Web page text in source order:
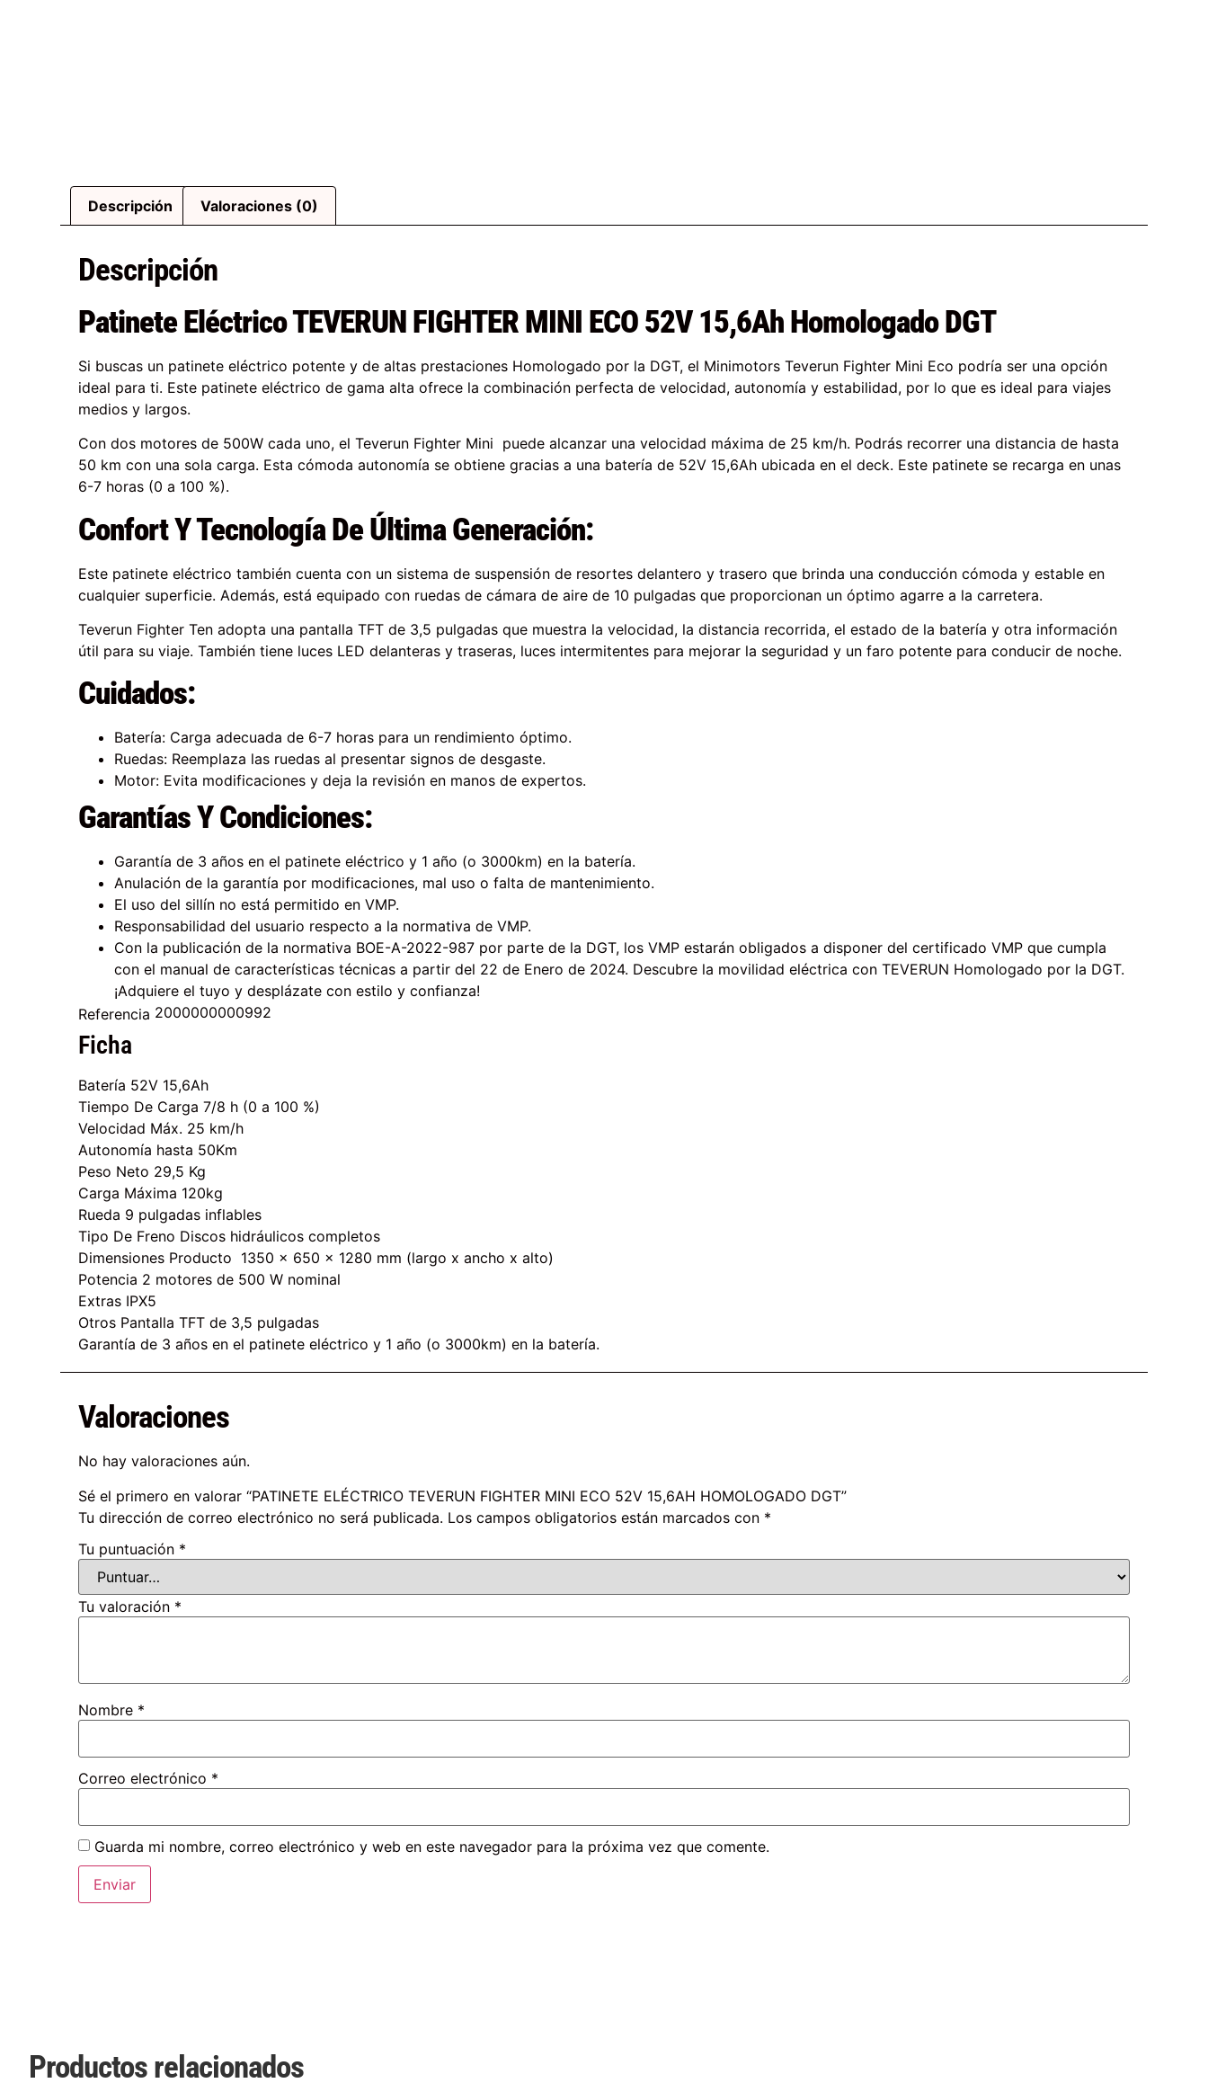
Descripción Valoraciones (0)
Descripción
Patinete Eléctrico TEVERUN FIGHTER MINI ECO 52V 15,6Ah Homologado DGT
Si buscas un patinete eléctrico potente y de altas prestaciones Homologado por la DGT, el Minimotors Teverun Fighter Mini Eco podría ser una opción
ideal para ti. Este patinete eléctrico de gama alta ofrece la combinación perfecta de velocidad, autonomía y estabilidad, por lo que es ideal para viajes
medios y largos.
Con dos motores de 500W cada uno, el Teverun Fighter Mini puede alcanzar una velocidad máxima de 25 km/h. Podrás recorrer una distancia de hasta
50 km con una sola carga. Esta cómoda autonomía se obtiene gracias a una batería de 52V 15,6Ah ubicada en el deck. Este patinete se recarga en unas
6-7 horas (0 a 100 %).
Confort Y Tecnología De Última Generación:
Este patinete eléctrico también cuenta con un sistema de suspensión de resortes delantero y trasero que brinda una conducción cómoda y estable en
cualquier superficie. Además, está equipado con ruedas de cámara de aire de 10 pulgadas que proporcionan un óptimo agarre a la carretera.
Teverun Fighter Ten adopta una pantalla TFT de 3,5 pulgadas que muestra la velocidad, la distancia recorrida, el estado de la batería y otra información
útil para su viaje. También tiene luces LED delanteras y traseras, luces intermitentes para mejorar la seguridad y un faro potente para conducir de noche.
Cuidados:
Batería: Carga adecuada de 6-7 horas para un rendimiento óptimo.
Ruedas: Reemplaza las ruedas al presentar signos de desgaste.
Motor: Evita modificaciones y deja la revisión en manos de expertos.
Garantías Y Condiciones:
Garantía de 3 años en el patinete eléctrico y 1 año (o 3000km) en la batería.
Anulación de la garantía por modificaciones, mal uso o falta de mantenimiento.
El uso del sillín no está permitido en VMP.
Responsabilidad del usuario respecto a la normativa de VMP.
Con la publicación de la normativa BOE-A-2022-987 por parte de la DGT, los VMP estarán obligados a disponer del certificado VMP que cumpla
con el manual de características técnicas a partir del 22 de Enero de 2024. Descubre la movilidad eléctrica con TEVERUN Homologado por la DGT.
¡Adquiere el tuyo y desplázate con estilo y confianza!
Referencia 2000000000992
Ficha
Batería 52V 15,6Ah
Tiempo De Carga 7/8 h (0 a 100 %)
Velocidad Máx. 25 km/h
Autonomía hasta 50Km
Peso Neto 29,5 Kg
Carga Máxima 120kg
Rueda 9 pulgadas inflables
Tipo De Freno Discos hidráulicos completos
Dimensiones Producto 1350 x 650 x 1280 mm (largo x ancho x alto)
Potencia 2 motores de 500 W nominal
Extras IPX5
Otros Pantalla TFT de 3,5 pulgadas
Garantía de 3 años en el patinete eléctrico y 1 año (o 3000km) en la batería.
Valoraciones
No hay valoraciones aún.
Sé el primero en valorar “PATINETE ELÉCTRICO TEVERUN FIGHTER MINI ECO 52V 15,6AH HOMOLOGADO DGT”
Tu dirección de correo electrónico no será publicada. Los campos obligatorios están marcados con *
Tu puntuación *
Tu valoración *
Nombre *
Correo electrónico *
Guarda mi nombre, correo electrónico y web en este navegador para la próxima vez que comente.
Productos relacionados